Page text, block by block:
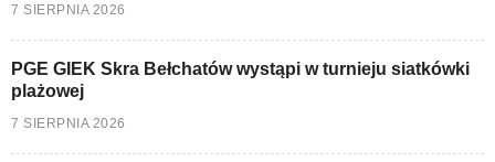
7 SIERPNIA 2026
PGE GIEK Skra Bełchatów wystąpi w turnieju siatkówki
plażowej
7 SIERPNIA 2026